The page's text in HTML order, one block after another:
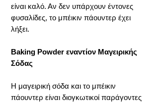
είναι καλό. Αν δεν υπάρχουν έντονες
φυσαλίδες, το μπέικιν πάουντερ έχει
λήξει.
Baking Powder εναντίον Μαγειρικής
Σόδας
Η μαγειρική σόδα και το μπέικιν
πάουντερ είναι διογκωτικοί παράγοντες